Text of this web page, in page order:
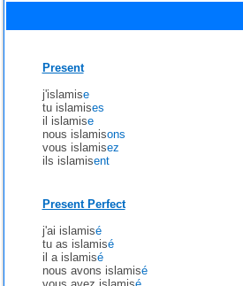
Present
j'islamise
tu islamises
il islamise
nous islamisons
vous islamisez
ils islamisent
Present Perfect
j'ai islamisé
tu as islamisé
il a islamisé
nous avons islamisé